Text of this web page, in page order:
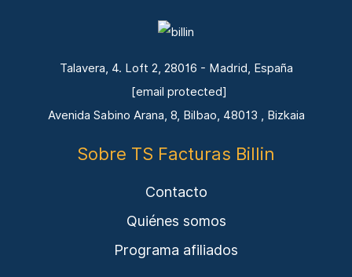
Talavera, 4. Loft 2, 28016 - Madrid, España
[email protected]
Avenida Sabino Arana, 8, Bilbao, 48013 , Bizkaia
Sobre TS Facturas Billin
Contacto
Quiénes somos
Programa afiliados